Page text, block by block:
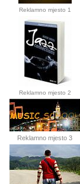
Reklamno mjesto 1
Reklamno mjesto 2
Reklamno mjesto 3